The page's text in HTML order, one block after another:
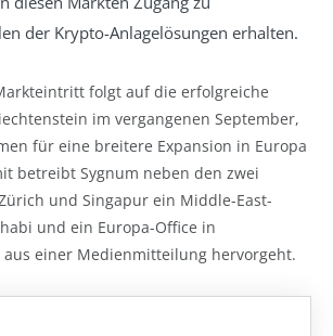
der Krypto-Anlagelösungen erhalten.
folgt auf die erfolgreiche
im vergangenen September,
für eine breitere Expansion in Europa
betreibt Sygnum neben den zwei
und Singapur ein Middle-East-
und ein Europa-Office in
aus einer Medienmitteilung hervorgeht.